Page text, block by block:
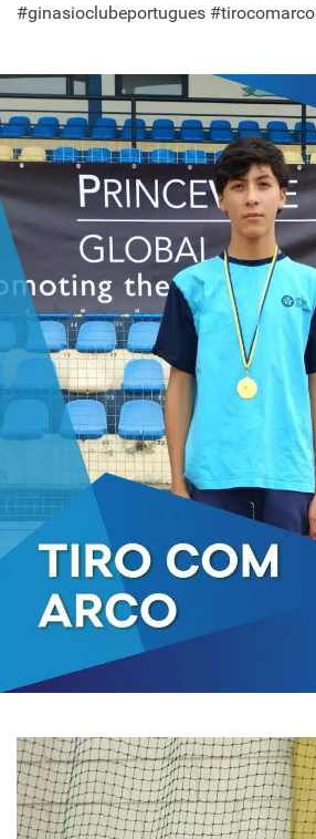
#ginasioclubeportugues #tirocomarco